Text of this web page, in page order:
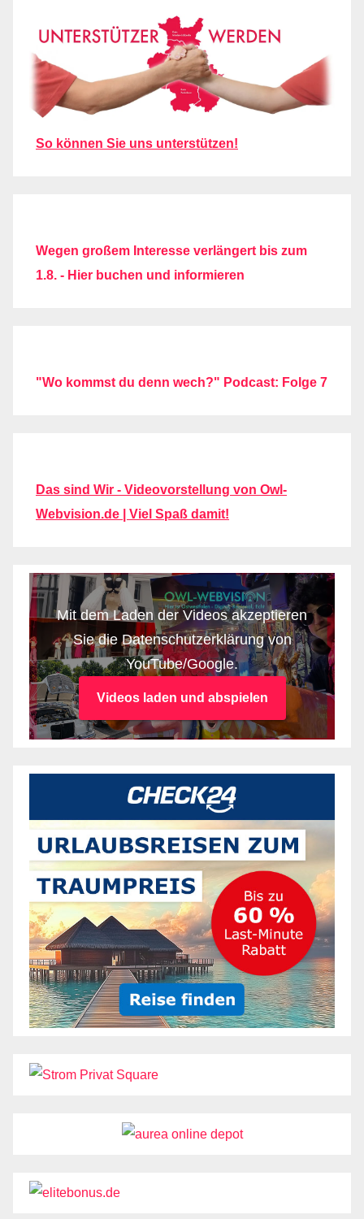
So können Sie uns unterstützen!
Wegen großem Interesse verlängert bis zum
1.8. - Hier buchen und informieren
"Wo kommst du denn wech?" Podcast: Folge 7
Das sind Wir - Videovorstellung von Owl-
Webvision.de | Viel Spaß damit!
Mit dem Laden der Videos akzeptieren
Sie die Datenschutzerklärung von
YouTube/Google.
Videos laden und abspielen